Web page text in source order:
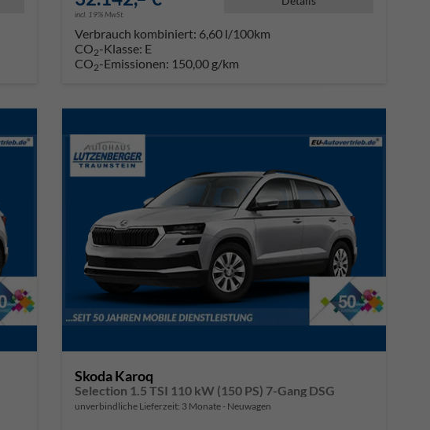
incl. 19% MwSt.
Verbrauch kombiniert: 6,60 l/100km
CO2-Klasse: E
CO2-Emissionen: 150,00 g/km
Skoda Karoq
Selection 1.5 TSI 110 kW (150 PS) 7-Gang DSG
unverbindliche Lieferzeit: 3 Monate Neuwagen